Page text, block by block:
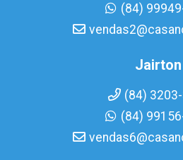
(84)
Jairton
(84)
(84)